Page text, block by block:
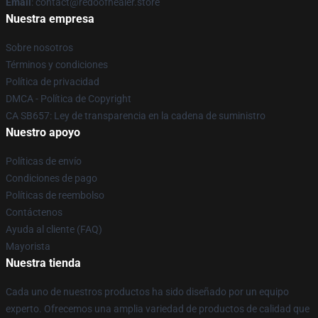
Nuestra empresa
Sobre nosotros
Términos y condiciones
Política de privacidad
DMCA - Política de Copyright
CA SB657: Ley de transparencia en la cadena de suministro
Nuestro apoyo
Políticas de envío
Condiciones de pago
Políticas de reembolso
Contáctenos
Ayuda al cliente (FAQ)
Mayorista
Nuestra tienda
Cada uno de nuestros productos ha sido diseñado por un equipo
experto. Ofrecemos una amplia variedad de productos de calidad que